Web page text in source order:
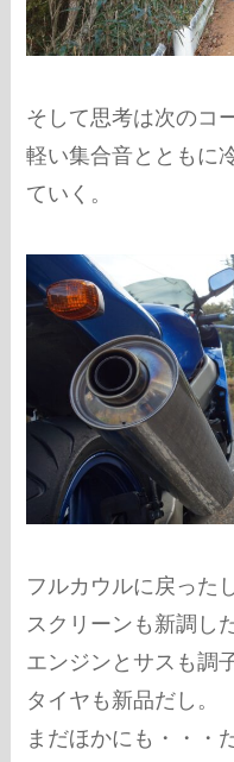
そして思考は次のコ
軽い集合音とともに
ていく。
フルカウルに戻ったし
スクリーンも新調し
エンジンとサスも調
タイヤも新品だし。
まだほかにも・・・